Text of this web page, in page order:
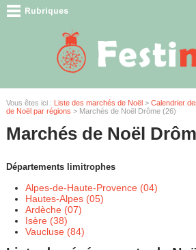
Vous êtes ici : Liste des marchés de Noël> Calendrier
de Noël par régions > Marchés de Noël Drôme (26)
Marchés de Noël
Départements limitrophes
Alpes-de-Haute-Provence (04)
Hautes-Alpes (05)
Ardèche (07)
Isère (38)
Vaucluse (84)